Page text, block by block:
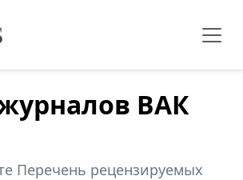
ВАК
Перечень рецензируемых